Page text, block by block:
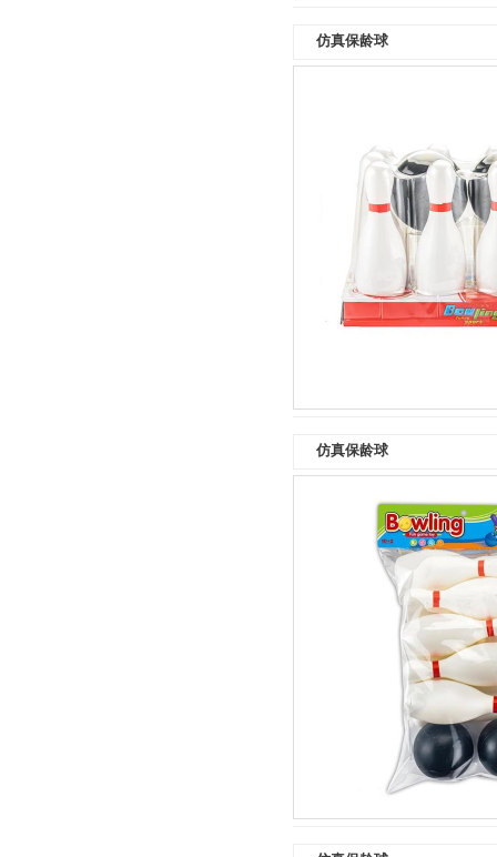
仿真保龄球
仿真保龄球